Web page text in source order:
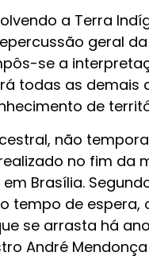
a Terra
geral
se a
todas as demais
de
não
no fim da
Brasília.
tempo de espera,
se arrasta há
André